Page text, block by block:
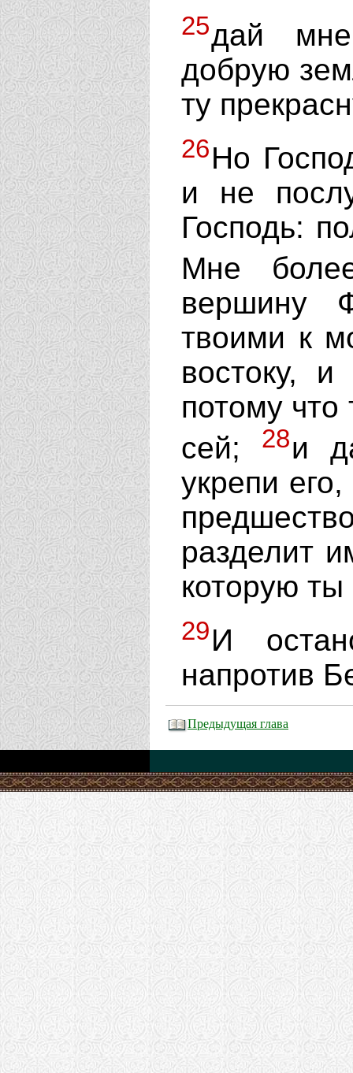
25дай
добрую
ту
26Но
и не
Господь:
Мне
вершину
твоими к
востоку,
потому
сей;
28и
укрепи
разделит
которую
29И
напротив
Предыдущая глава